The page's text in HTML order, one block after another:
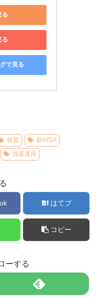
る
る
で見る
投資
新NISA
資産運用
はてブ
コピー
ーする